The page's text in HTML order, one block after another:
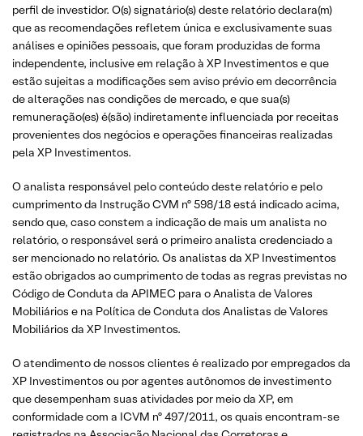
perfil de investidor. O(s) signatário(s) deste relatório declara(m)
que as recomendações refletem única e exclusivamente suas
análises e opiniões pessoais, que foram produzidas de forma
independente, inclusive em relação à XP Investimentos e que
estão sujeitas a modificações sem aviso prévio em decorrência
de alterações nas condições de mercado, e que sua(s)
remuneração(es) é(são) indiretamente influenciada por receitas
provenientes dos negócios e operações financeiras realizadas
pela XP Investimentos.
O analista responsável pelo conteúdo deste relatório e pelo
cumprimento da Instrução CVM nº 598/18 está indicado acima,
sendo que, caso constem a indicação de mais um analista no
relatório, o responsável será o primeiro analista credenciado a
ser mencionado no relatório. Os analistas da XP Investimentos
estão obrigados ao cumprimento de todas as regras previstas no
Código de Conduta da APIMEC para o Analista de Valores
Mobiliários e na Política de Conduta dos Analistas de Valores
Mobiliários da XP Investimentos.
O atendimento de nossos clientes é realizado por empregados da
XP Investimentos ou por agentes autônomos de investimento
que desempenham suas atividades por meio da XP, em
conformidade com a ICVM nº 497/2011, os quais encontram-se